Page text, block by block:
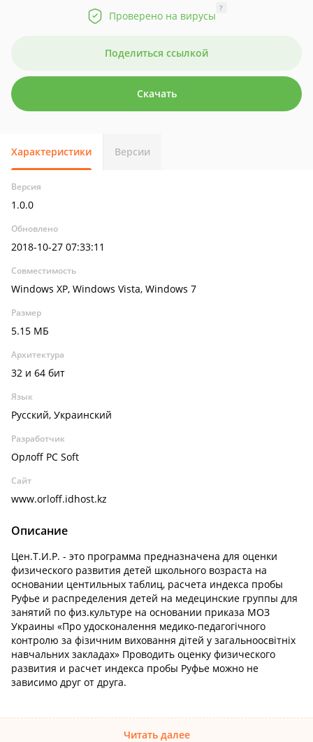
Проверено на вирусы
?
Поделиться ссылкой
Скачать
Характеристики Версии
Версия
1.0.0
Обновлено
2018-10-27 07:33:11
Совместимость
Windows XP, Windows Vista, Windows 7
Размер
5.15 МБ
Архитектура
32 и 64 бит
Язык
Русский, Украинский
Разработчик
Орлоff PC Soft
Сайт
www.orloff.idhost.kz
Описание
Цен.Т.И.Р. - это программа предназначена для оценки
физического развития детей школьного возраста на
основании центильных таблиц, расчета индекса пробы
Руфье и распределения детей на медецинские группы для
занятий по физ.культуре на основании приказа МОЗ
Украины «Про удосконалення медико-педагогічного
контролю за фізичним виховання дітей у загальноосвітніх
навчальних закладах» Проводить оценку физического
развития и расчет индекса пробы Руфье можно не
зависимо друг от друга.
Читать далее